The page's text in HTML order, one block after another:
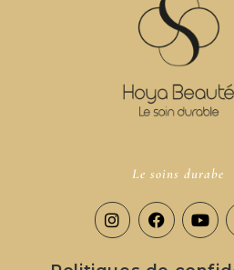
Le soins durabe